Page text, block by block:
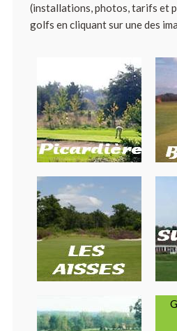
(installations, photos, tarifs et
golfs en cliquant sur une des